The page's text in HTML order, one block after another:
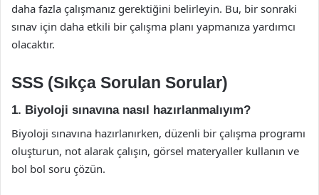
daha fazla çalışmanız gerektiğini belirleyin. Bu, bir sonraki
sınav için daha etkili bir çalışma planı yapmanıza yardımcı
olacaktır.
SSS (Sıkça Sorulan Sorular)
1. Biyoloji sınavına nasıl hazırlanmalıyım?
Biyoloji sınavına hazırlanırken, düzenli bir çalışma programı
oluşturun, not alarak çalışın, görsel materyaller kullanın ve
bol bol soru çözün.